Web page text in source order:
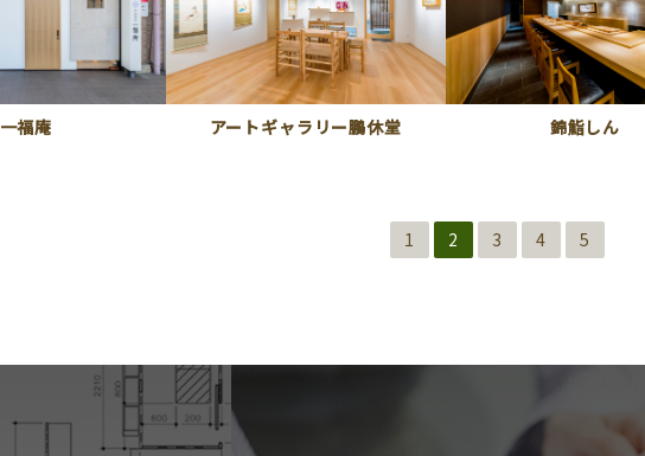
一福庵 アートギャラリー鵬休堂 錦鮨しん
1 2 3 4 5